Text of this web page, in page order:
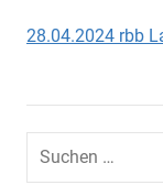
28.04.2024 rbb
Suchen
nach: